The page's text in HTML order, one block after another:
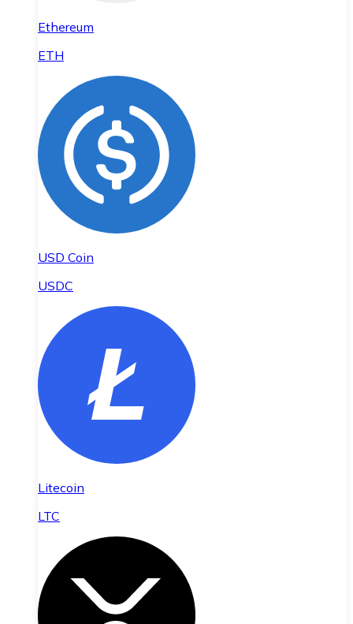
Ethereum
ETH
USD Coin
USDC
Litecoin
LTC